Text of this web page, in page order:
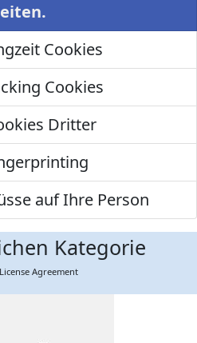
Cookies
Cookies
Dritter
auf Ihre Person
Kategorie
License Agreement